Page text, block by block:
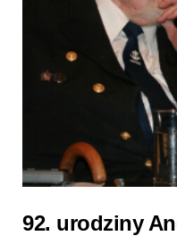
92. urodziny